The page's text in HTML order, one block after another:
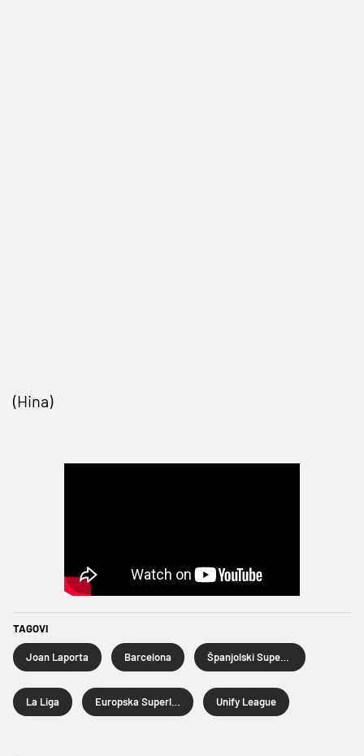
(Hina)
TAGOVI
Joan Laporta Barcelona
La Liga Unify League